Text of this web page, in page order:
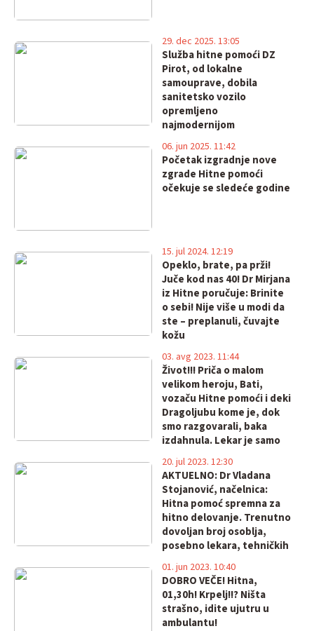
Služba hitne pomoći DZ
Pirot, od lokalne
samouprave, dobila
sanitetsko vozilo
opremljeno
najmodernijom
medicinskom opremom
29. dec 2025. 13:05
Početak izgradnje nove
zgrade Hitne pomoći
očekuje se sledeće godine
06. jun 2025. 11:42
Opeklo, brate, pa prži!
Juče kod nas 40! Dr Mirjana
iz Hitne poručuje: Brinite
o sebi! Nije više u modi da
ste – preplanuli, čuvajte
kožu
15. jul 2024. 12:19
Život!!! Priča o malom
velikom heroju, Bati,
vozaču Hitne pomoći i deki
Dragoljubu kome je, dok
smo razgovarali, baka
izdahnula. Lekar je samo
konstatovao smrt!
03. avg 2023. 11:44
AKTUELNO: Dr Vladana
Stojanović, načelnica:
Hitna pomoć spremna za
hitno delovanje. Trenutno
dovoljan broj osoblja,
posebno lekara, tehničkih
pomagala i vozila!
20. jul 2023. 12:30
DOBRO VEČE! Hitna,
01,30h! Krpelj!!? Ništa
strašno, idite ujutru u
ambulantu!
01. jun 2023. 10:40